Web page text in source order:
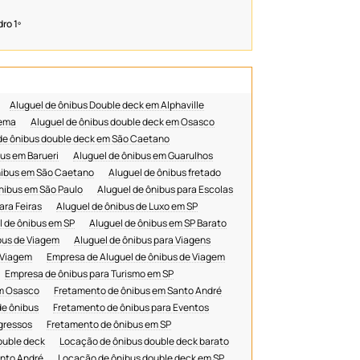
Locação de ônibus para Eventos
Locação de ônibus para Excursão
Locação de ônibus para Excursões
Locação de ônibus para Feiras e Congressos
Locação de ônibus em SP
Locação de ônibus para Turismo em SP
Locação de ônibus Turistico
Locação de ônibus Turistico de Sp
Locação de ônibus para Viagens
ônibus para Alugar em SP
ônibus para Eventos em SP
ônibus para Transfers em SP
1º
Aluguel de ônibus Double deck em Alphaville
Aluguel de ônibus double deck em Osasco
ônibus double deck em São Caetano
em Barueri
Aluguel de ônibus em Guarulhos
em São Caetano
Aluguel de ônibus fretado
em São Paulo
Aluguel de ônibus para Escolas
Feiras
Aluguel de ônibus de Luxo em SP
ônibus em SP
Aluguel de ônibus em SP Barato
de Viagem
Aluguel de ônibus para Viagens
Empresa de Aluguel de ônibus de Viagem
Empresa de ônibus para Turismo em SP
Osasco
Fretamento de ônibus em Santo André
ônibus
Fretamento de ônibus para Eventos
Fretamento de ônibus em SP
deck
Locação de ônibus double deck barato